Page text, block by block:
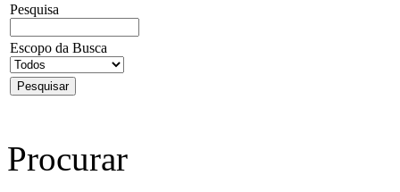
Pesquisa
Escopo da Busca
Procurar